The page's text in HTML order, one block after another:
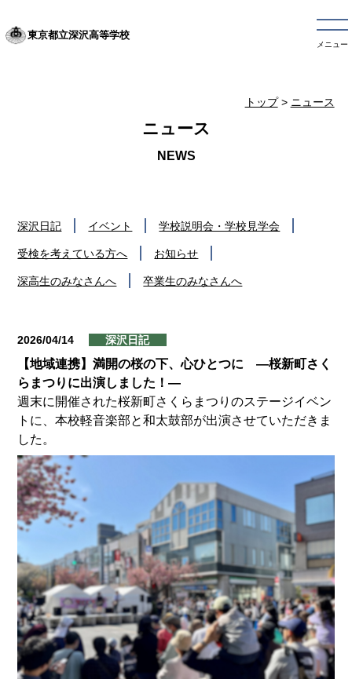
東京都立深沢高等学校
メニュー
トップ> ニュース
ニュース
深沢日記 イベント 学校説明会・学校見学会
受検を考えている方へ お知らせ
深高生のみなさんへ 卒業生のみなさんへ
2026/04/14 深沢日記
【地域連携】満開の桜の下、心ひとつに ―桜新町さく
らまつりに出演しました！―
週末に開催された桜新町さくらまつりのステージイベン
トに、本校軽音楽部と和太鼓部が出演させていただきま
した。